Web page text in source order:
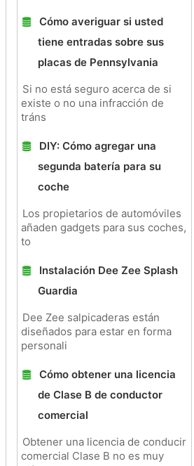
Cómo averiguar si usted
tiene entradas sobre sus
placas de Pennsylvania
Si no está seguro acerca de si
existe o no una infracción de
tráns
DIY: Cómo agregar una
segunda batería para su
coche
Los propietarios de automóviles
añaden gadgets para sus coches,
to
Instalación Dee Zee Splash
Guardia
Dee Zee salpicaderas están
diseñados para estar en forma
personali
Cómo obtener una licencia
de Clase B de conductor
comercial
Obtener una licencia de conducir
comercial Clase B no es muy